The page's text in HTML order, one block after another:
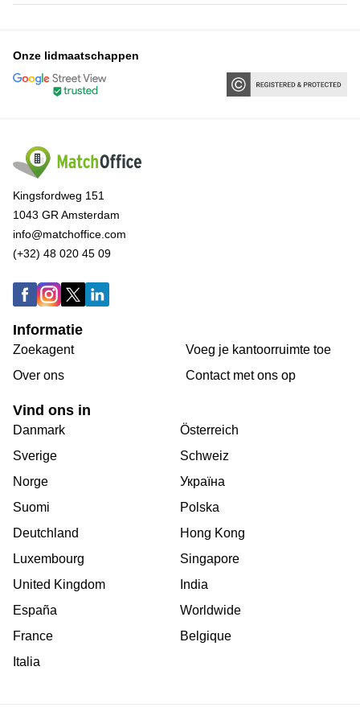
Onze lidmaatschappen
Kingsfordweg 151
1043 GR Amsterdam
info@matchoffice.com
(+32) 48 020 45 09
Informatie
Zoekagent
Over ons
Voeg je kantoorruimte toe
Сontact met ons op
Vind ons in
Danmark
Sverige
Norge
Suomi
Deutchland
Luxembourg
United Kingdom
España
France
Italia
Österreich
Schweiz
Україна
Polska
Hong Kong
Singapore
India
Worldwide
Belgique